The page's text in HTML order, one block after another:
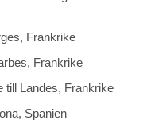
Frankrike
Frankrike
till Landes, Frankrike
Spanien